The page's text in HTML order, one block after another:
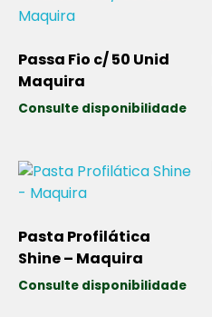
Passa Fio c/ 50 Unid
Maquira
Consulte disponibilidade
Pasta Profilática
Shine – Maquira
Consulte disponibilidade